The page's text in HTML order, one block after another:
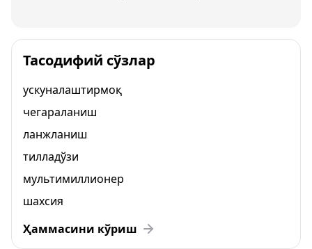
Тасодифий сўзлар
ускуналаштирмоқ
чегараланиш
ланжланиш
тилладўзи
мультимиллионер
шахсия
Ҳаммасини кўриш